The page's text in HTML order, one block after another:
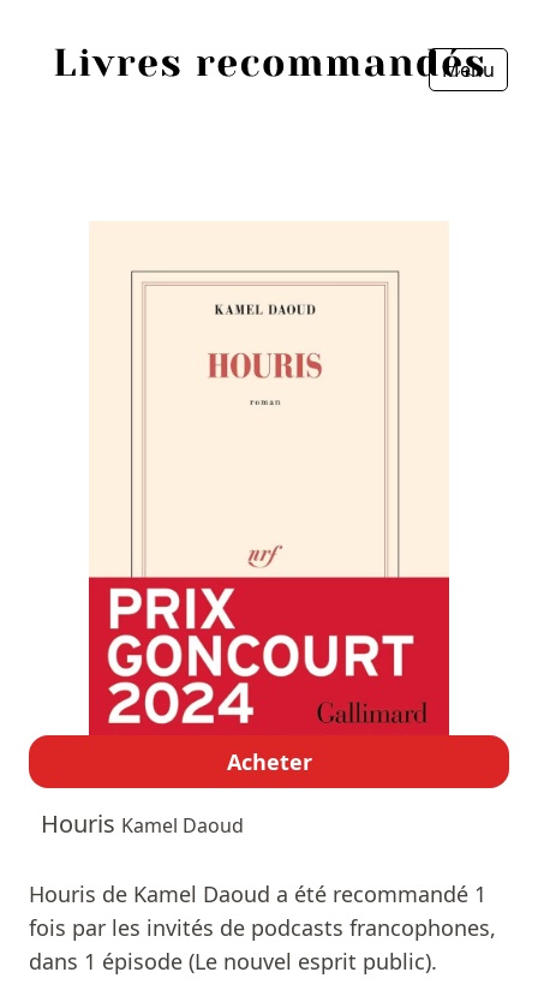
Menu
Acheter
Houris Kamel Daoud
Houris de Kamel Daoud a été recommandé 1
fois par les invités de podcasts francophones,
dans 1 épisode (Le nouvel esprit public).
Sources
Fermer